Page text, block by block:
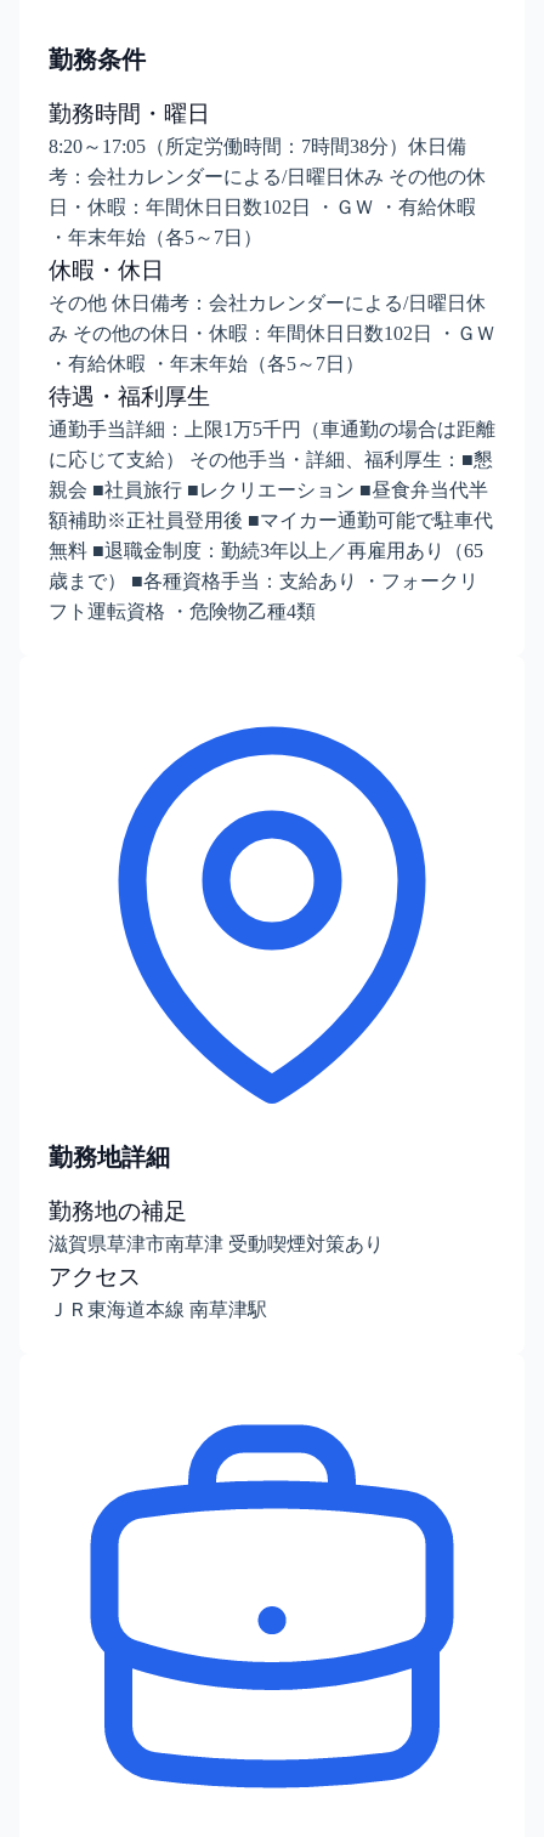
勤務条件
勤務時間・曜日
8:20～17:05（所定労働時間：7時間38分）休日備
考：会社カレンダーによる/日曜日休み その他の休
日・休暇：年間休日日数102日 ・ＧＷ ・有給休暇
・年末年始（各5～7日）
休暇・休日
その他 休日備考：会社カレンダーによる/日曜日休
み その他の休日・休暇：年間休日日数102日 ・ＧＷ
・有給休暇 ・年末年始（各5～7日）
待遇・福利厚生
通勤手当詳細：上限1万5千円（車通勤の場合は距離
に応じて支給） その他手当・詳細、福利厚生：■懇
親会 ■社員旅行 ■レクリエーション ■昼食弁当代半
額補助※正社員登用後 ■マイカー通勤可能で駐車代
無料 ■退職金制度：勤続3年以上／再雇用あり（65
歳まで） ■各種資格手当：支給あり ・フォークリ
フト運転資格 ・危険物乙種4類
勤務地詳細
勤務地の補足
滋賀県草津市南草津 受動喫煙対策あり
アクセス
ＪＲ東海道本線 南草津駅